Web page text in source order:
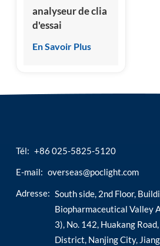
analyseur de clia
d'essai
d'animal familier
En Savoir Plus
Tél: +86 025-5825-5120
E-mail: overseas@poclight.com
Adresse: South side, 2nd Floor,
Biopharmaceutical Valley
3), No. 142, Huakang
District, Nanjing City,